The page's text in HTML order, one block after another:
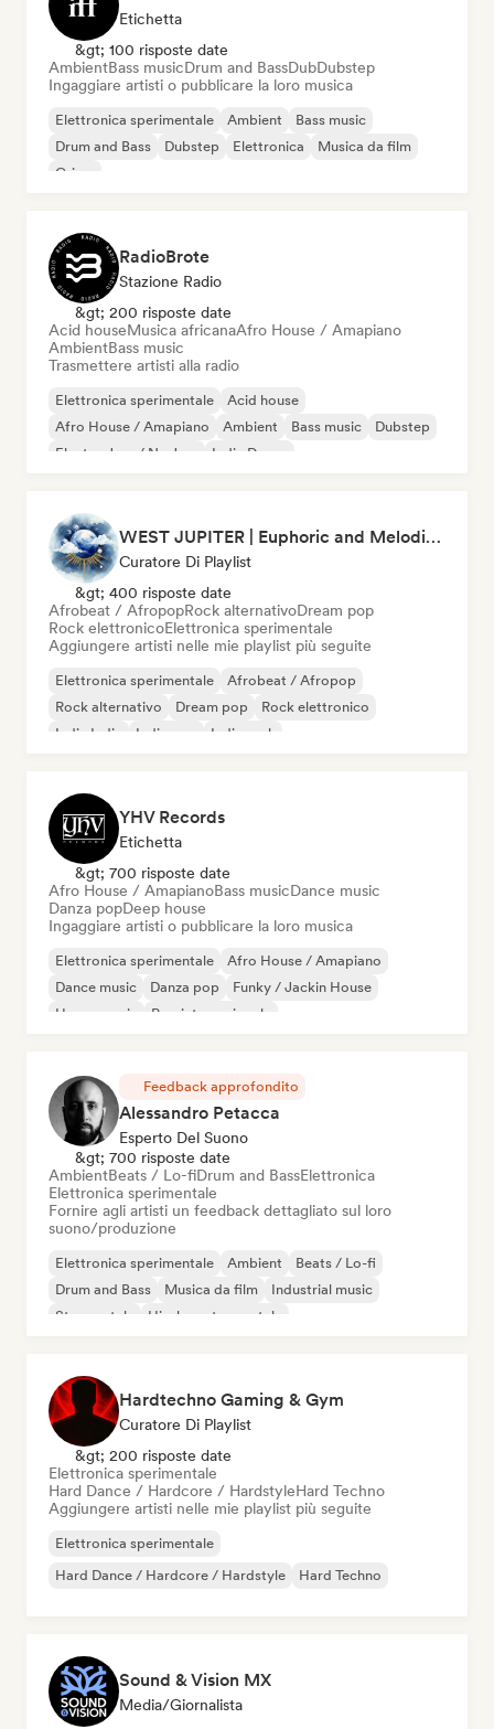
Etichetta
&gt; 100 risposte date
AmbientBass musicDrum and BassDubDubstep
Ingaggiare artisti o pubblicare la loro musica
Elettronica sperimentale Ambient
Bass music
Drum and Bass
Dubstep Elettronica
Musica da film
Grime
RadioBrote
Stazione Radio
&gt; 200 risposte date
Acid houseMusica africanaAfro House / Amapiano
AmbientBass music
Trasmettere artisti alla radio
Elettronica sperimentale
Acid house
Afro House / Amapiano
Ambient Bass music
Dubstep
Electro Jazz / Nu Jazz
Indie Dance
WEST JUPITER | Euphoric and Melodic Techno | The Best Indie | Organic House
Curatore Di Playlist
&gt; 400 risposte date
Afrobeat / AfropopRock alternativoDream pop
Rock elettronicoElettronica sperimentale
Aggiungere artisti nelle mie playlist più seguite
Elettronica sperimentale
Afrobeat / Afropop
Rock alternativo
Dream pop
Rock elettronico
Indie India
Indie pop Indie rock
YHV Records
Etichetta
&gt; 700 risposte date
Afro House / AmapianoBass musicDance music
Danza popDeep house
Ingaggiare artisti o pubblicare la loro musica
Elettronica sperimentale
Afro House / Amapiano
Dance music
Danza pop
Funky / Jackin House
House music
Pop internazionale
Feedback approfondito
Alessandro Petacca
Esperto Del Suono
&gt; 700 risposte date
AmbientBeats / Lo-fiDrum and BassElettronica
Elettronica sperimentale
Fornire agli artisti un feedback dettagliato sul loro
suono/produzione
Elettronica sperimentale Ambient
Beats / Lo-fi
Drum and Bass
Musica da film
Industrial music
Strumentale
Hip-hop strumentale
Hardtechno Gaming & Gym
Curatore Di Playlist
&gt; 200 risposte date
Elettronica sperimentale
Hard Dance / Hardcore / HardstyleHard Techno
Aggiungere artisti nelle mie playlist più seguite
Elettronica sperimentale
Hard Dance / Hardcore / Hardstyle
Hard Techno
Sound & Vision MX
Media/Giornalista